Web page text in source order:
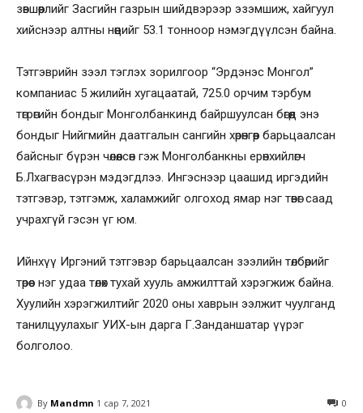
зөвшөөрлийг Засгийн газрын шийдвэрээр эзэмшиж, хайгуул
хийснээр алтны нөөцийг 53.1 тонноор нэмэгдүүлсэн байна.
Тэтгэврийн зээл тэглэх зорилгоор “Эрдэнэс Монгол”
компаниас 5 жилийн хугацаатай, 725.0 орчим тэрбум
төгрөгийн бондыг Монголбанкинд байршуулсан бөгөөд энэ
бондыг Нийгмийн даатгалын сангийн хөрөнгөөр барьцаалсан
байсныг бүрэн чөлөөлсөн гэж Монголбанкны ерөнхийлөгч
Б.Лхагвасүрэн мэдэгдлээ. Ингэснээр цаашид иргэдийн
тэтгэвэр, тэтгэмж, халамжийг олгоход ямар нэг төвөг саад
учрахгүй гэсэн үг юм.
Ийнхүү Иргэний тэтгэвэр барьцаалсан зээлийн төлбөрийг
төрөөс нэг удаа төлөх тухай хууль амжилттай хэрэгжиж байна.
Хуулийн хэрэгжилтийг 2020 оны хаврын ээлжит чуулганд
танилцуулахыг УИХ-ын дарга Г.Занданшатар үүрэг
болголоо.
By Mandmn 1 сар 7, 2021 0